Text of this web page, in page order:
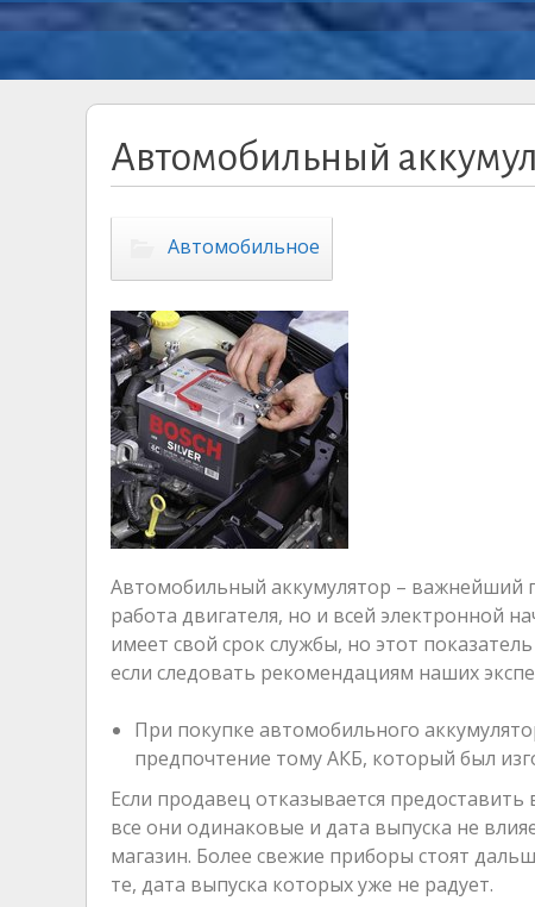
Автомобильный
Автомобильное
Автомобильный аккумулятор – важнейший
работа двигателя, но и всей электронной
имеет свой срок службы, но этот
если следовать рекомендациям наших
При покупке автомобильного
предпочтение тому АКБ, который был
Если продавец отказывается
все они одинаковые и дата выпуска не
магазин. Более свежие приборы стоят
те, дата выпуска которых уже не радует.